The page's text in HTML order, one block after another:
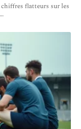
flatteurs sur les
…